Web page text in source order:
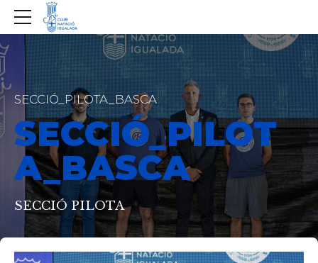
SECCIÓ_PILOTA_BASCA
SECCIÓ_PILOT
A_BASCA
SECCIÓ PILOTA